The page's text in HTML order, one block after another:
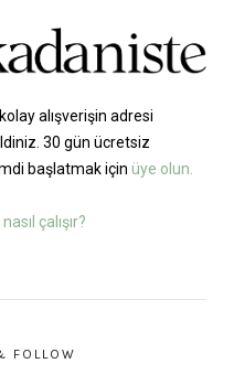
alışverişin adresi
30 gün ücretsiz
başlatmak için üye olun.
çalışır?
FOLLOW